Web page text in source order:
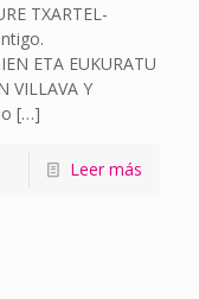
TXARTEL-
ETA EUKURATU
VILLAVA Y
[…]
Leer más